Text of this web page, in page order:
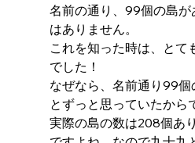
名前の通り、99個の島
はありません。
これを知った時は、とて
でした！
なぜなら、名前通り99
とずっと思っていたから
実際の島の数は208個あ